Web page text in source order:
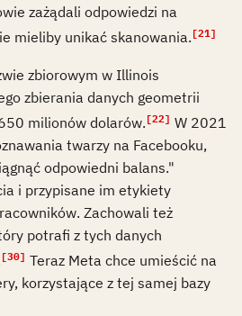
zażądali odpowiedzi na
mieliby unikać skanowania. [21]
zbiorowym w Illinois
zbierania danych geometrii
milionów dolarów. [22] W 2021
twarzy na Facebooku,
odpowiedni balans."
i przypisane im etykiety
Zachowali też
potrafi z tych danych
[30] Teraz Meta chce umieścić na
korzystające z tej samej bazy